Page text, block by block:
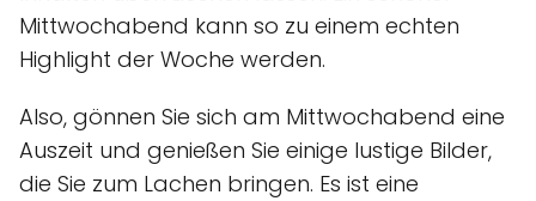
Mittwochabend kann so zu einem echten
Highlight der Woche werden.
Also, gönnen Sie sich am Mittwochabend eine
Auszeit und genießen Sie einige lustige Bilder,
die Sie zum Lachen bringen. Es ist eine